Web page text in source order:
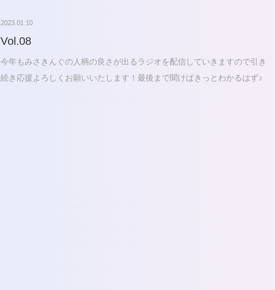
2023.01.10
Vol.08
今年もみさきんぐの人柄の良さが出るラジオを配信していきますので引き
続き応援よろしくお願いいたします！最後まで聞けばきっとわかるはず♪